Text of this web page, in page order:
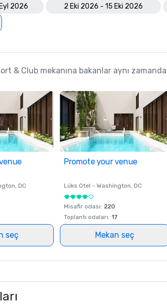
2026
2 Eki 2026 - 15 Eki 2026
& Club mekanına bakanlar aynı
, DC
seç
Promote your venue
Lüks Otel - Washington, DC
Misafir odası: 220
Toplantı odaları: 17
Mekan seç